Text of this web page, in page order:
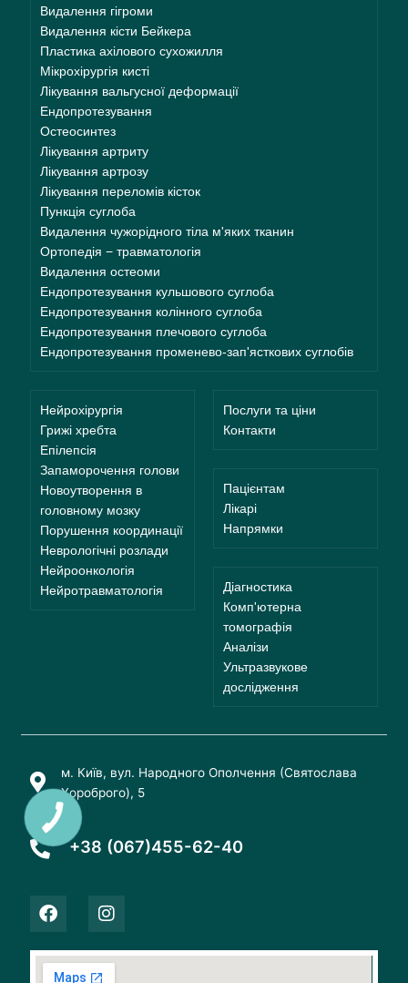
Видалення гігроми
Видалення кісти Бейкера
Пластика ахілового сухожилля
Мікрохірургія кисті
Лікування вальгусної деформації
Ендопротезування
Остеосинтез
Лікування артриту
Лікування артрозу
Лікування переломів кісток
Пункція суглоба
Видалення чужорідного тіла м'яких тканин
Ортопедія − травматологія
Видалення остеоми
Ендопротезування кульшового суглоба
Ендопротезування колінного суглоба
Ендопротезування плечового суглоба
Ендопротезування променево-зап'ясткових суглобів
Нейрохірургія
Грижі хребта
Епілепсія
Запаморочення голови
Новоутворення в
головному мозку
Порушення координації
Неврологічні розлади
Нейроонкологія
Нейротравматологія
Послуги та ціни
Контакти
Пацієнтам
Лікарі
Напрямки
Діагностика
Комп'ютерна
томографія
Аналізи
Ультразвукове
дослідження
м. Київ, вул. Народного Ополчення (Святослава
Хороброго), 5
+38 (067)455-62-40
F
a
e
b
I
n
t